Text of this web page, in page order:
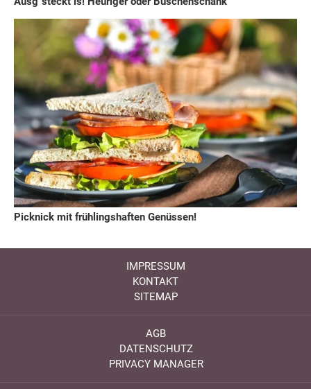
Picknick mit frühlingshaften Genüssen!
IMPRESSUM
KONTAKT
SITEMAP
AGB
DATENSCHUTZ
PRIVACY MANAGER